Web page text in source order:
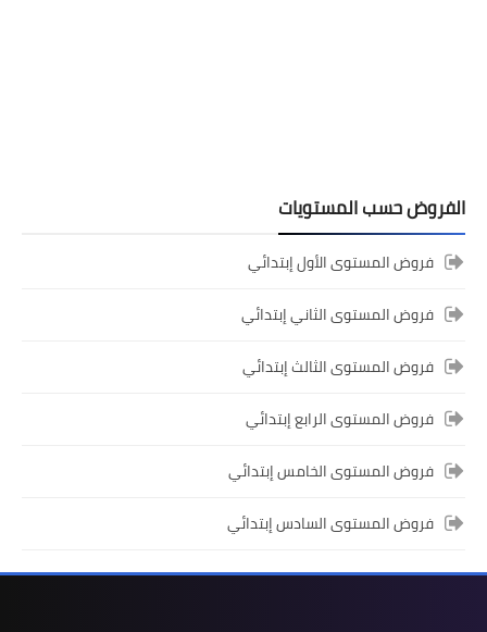
المستوى الرابع ابتدائي
الأولى المستوى الرابع إبتدائي (4AEP)
المستوى الثالث ابتدائي
الفروض حسب المستويات
فروض المستوى الأول إبتدائي
فروض المستوى الثاني إبتدائي
فروض المستوى الثالث إبتدائي
فروض المستوى الرابع إبتدائي
فروض المستوى الخامس إبتدائي
فروض المستوى السادس إبتدائي